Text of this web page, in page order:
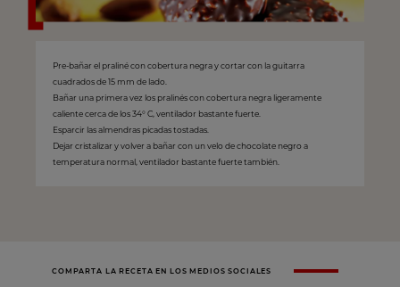
Pre-bañar el praliné con cobertura negra y cortar con la guitarra
cuadrados de 15 mm de lado.
Bañar una primera vez los pralinés con cobertura negra ligeramente
caliente cerca de los 34° C, ventilador bastante fuerte.
Esparcir las almendras picadas tostadas.
Dejar cristalizar y volver a bañar con un velo de chocolate negro a
temperatura normal, ventilador bastante fuerte también.
COMPARTA LA RECETA EN LOS MEDIOS SOCIALES